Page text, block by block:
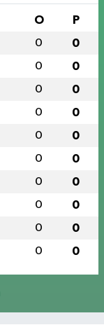
O P
0 0
0 0
0 0
0 0
0 0
0 0
0 0
0 0
0 0
0 0